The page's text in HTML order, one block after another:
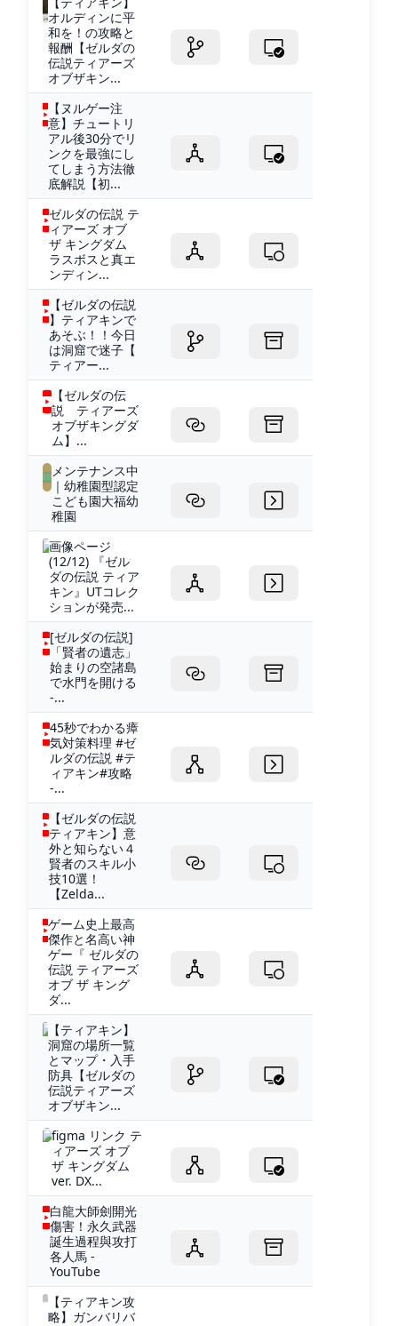
オルディンに平
和を！の攻略と
報酬【ゼルダの
伝説ティアーズ
オブザキン...
【ヌルゲー注
意】チュートリ
アル後30分でリ
ンクを最強にし
てしまう方法徹
底解説【初...
ゼルダの伝説 テ
ィアーズ オブ
ザ キングダム
ラスボスと真エ
ンディン...
【ゼルダの伝説
】ティアキンで
あそぶ！！今日
は洞窟で迷子【
ティアー...
【ゼルダの伝
説 ティアーズ
オブザキングダ
ム】...
メンテナンス中
｜幼稚園型認定
こども園大福幼
稚園
画像ページ
(12/12) 『ゼル
ダの伝説 ティア
キン』UTコレク
ションが発売...
[ゼルダの伝説]
「賢者の遺志」
始まりの空諸島
で水門を開ける
-...
45秒でわかる瘴
気対策料理 #ゼ
ルダの伝説 #テ
ィアキン#攻略
-...
【ゼルダの伝説
ティアキン】意
外と知らない４
賢者のスキル小
技10選！
【Zelda...
ゲーム史上最高
傑作と名高い神
ゲー『 ゼルダの
伝説 ティアーズ
オブ ザ キング
ダ...
【ティアキン】
洞窟の場所一覧
とマップ・入手
防具【ゼルダの
伝説ティアーズ
オブザキン...
figma リンク テ
ィアーズ オブ
ザ キングダム
ver. DX...
白龍大師劍開光
傷害！永久武器
誕生過程與攻打
各人馬 -
YouTube
【ティアキン攻
略】ガンバリバ